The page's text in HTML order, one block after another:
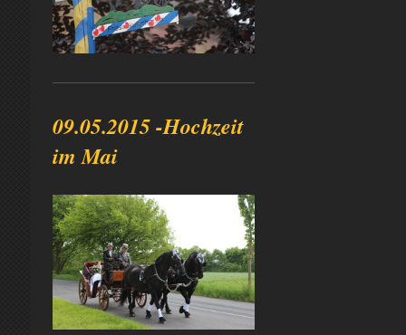
09.05.2015 -Hochzeit
im Mai